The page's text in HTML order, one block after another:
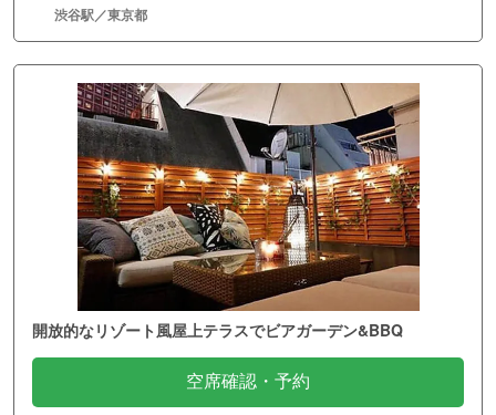
渋谷駅／東京都
開放的なリゾート風屋上テラスでビアガーデン&BBQ
空席確認・予約